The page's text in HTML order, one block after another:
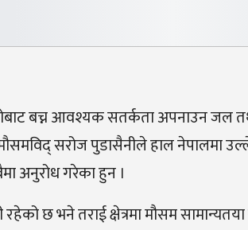
बच्न आवश्यक सतर्कता अपनाउन जल
सरोज पुडासैनीले हाल नेपालमा
अनुरोध गरेका हुन ।
छ भने तराई क्षेत्रमा मौसम